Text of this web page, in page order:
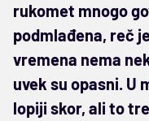
rukomet mnogo
podmlađena, reč
vremena nema
uvek su opasni. U
lopiji skor, ali to